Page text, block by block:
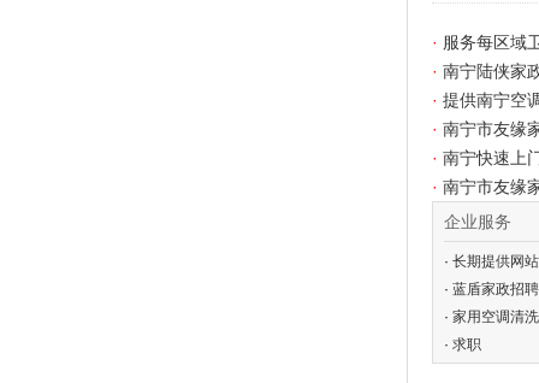
· 服务每区域
· 南宁陆侠家
· 提供南宁空
· 南宁市友缘
· 南宁快速上
· 南宁市友缘
企业服务
· 长期提供网
· 蓝盾家政招
· 家用空调清
洗
· 求职